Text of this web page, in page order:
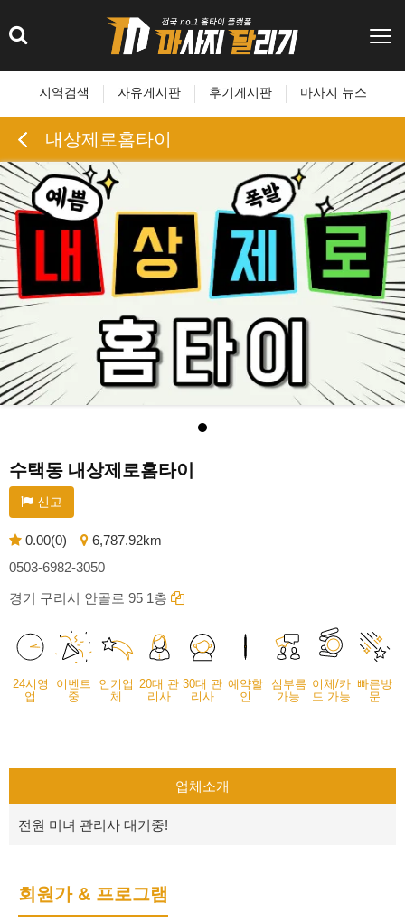
지역검색 자유게시판 후기게시판 마사지 뉴스
내상제로홈타이
수택동 내상제로홈타이
신고
0.00(0)
6,787.92km
0503-6982-3050
경기 구리시 안골로 95 1층
24시영
업
이벤트
중
인기업
체
20대 관
리사
30대 관
리사
예약할
인
심부름
가능
이체/카
드 가능
빠른방
문
업체소개
전원 미녀 관리사 대기중!
회원가 & 프로그램